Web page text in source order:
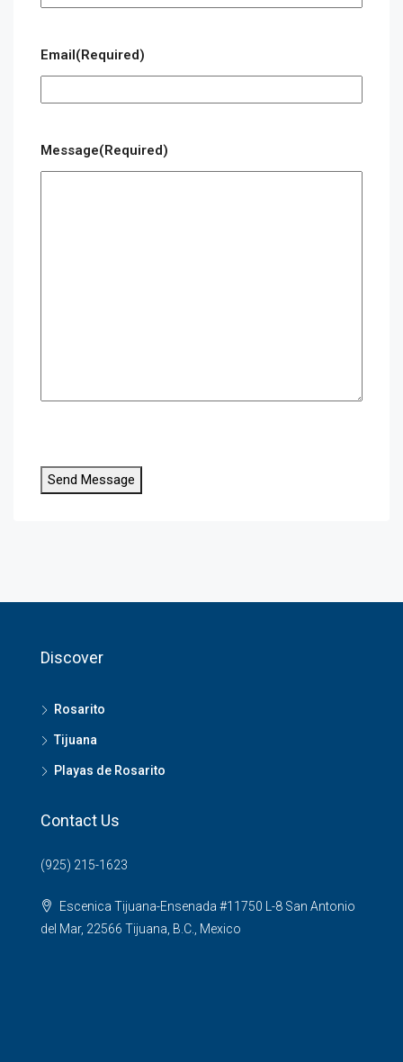
Email(Required)
Message(Required)
Send Message
Discover
Rosarito
Tijuana
Playas de Rosarito
Contact Us
(925) 215-1623
Escenica Tijuana-Ensenada #11750 L-8 San Antonio
del Mar, 22566 Tijuana, B.C., Mexico